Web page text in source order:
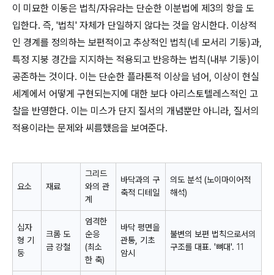
이 미묘한 이동은 법칙/자유라는 단순한 이분법에 제3의 항을 도
입한다. 즉, '법칙' 자체가 단일하지 않다는 것을 암시한다. 이상적
인 경계를 정의하는 보편적이고 추상적인 법칙(네 모서리 기둥)과,
특정 지붕 경간을 지지하는 적용되고 반응하는 법칙(내부 기둥)이
공존하는 것이다. 이는 단순한 플라톤적 이상을 넘어, 이상이 현실
세계에서 어떻게 구현되는지에 대한 보다 아리스토텔레스적인 고
찰을 반영한다. 이는 미스가 단지 질서의 개념뿐만 아니라, 질서의
적용이라는 문제와 씨름했음을 보여준다.
요소 재료
그리드
와의 관
계
바닥과의 구
축적 디테일
의도 분석 (노이마이어적
해석)
십자
형 기
둥
크롬 도
금 강철
엄격한
순응
(최소
한 축)
바닥 평면을
관통, 기초
암시
불변의 보편 법칙으로서의
구조를 대표. '뼈대'. 11